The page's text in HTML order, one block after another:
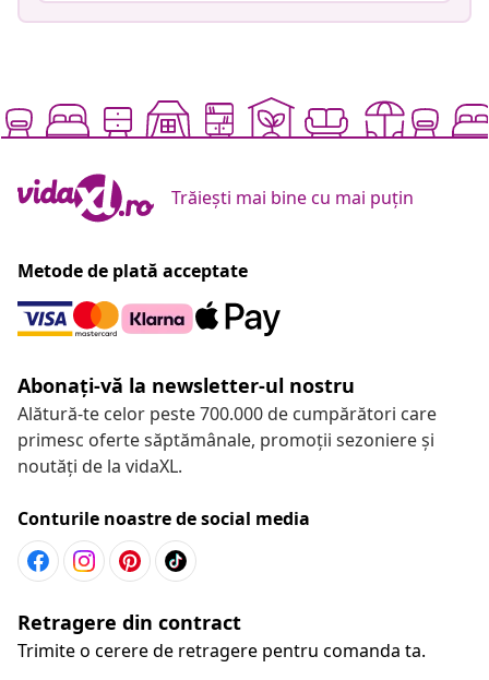
Trăiești mai bine cu mai puțin
Metode de plată acceptate
Abonați-vă la newsletter-ul nostru
Alătură-te celor peste 700.000 de cumpărători care
primesc oferte săptămânale, promoții sezoniere și
noutăți de la vidaXL.
Conturile noastre de social media
Retragere din contract
Trimite o cerere de retragere pentru comanda ta.